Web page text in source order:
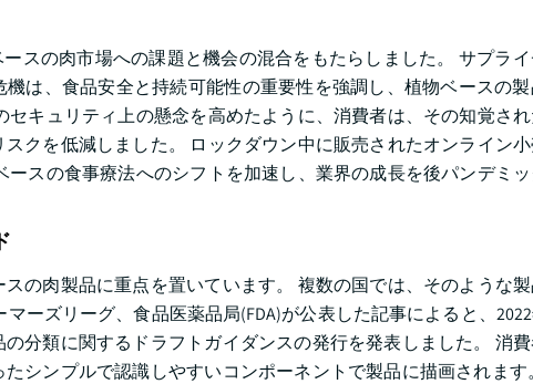
ースの肉市場への課題と機会の混合をもたらしました。 サプラ
は、食品安全と持続可能性の重要性を強調し、植物ベースの
キュリティ上の懸念を高めたように、消費者は、その知覚さ
クを低減しました。 ロックダウン中に販売されたオンライン
スの食事療法へのシフトを加速し、業界の成長を後パンデミ
の肉製品に重点を置いています。 複数の国では、そのような
ーズリーグ、食品医薬品局(FDA)が公表した記事によると、
分類に関するドラフトガイダンスの発行を発表しました。 消
シンプルで認識しやすいコンポーネントで製品に描画されま